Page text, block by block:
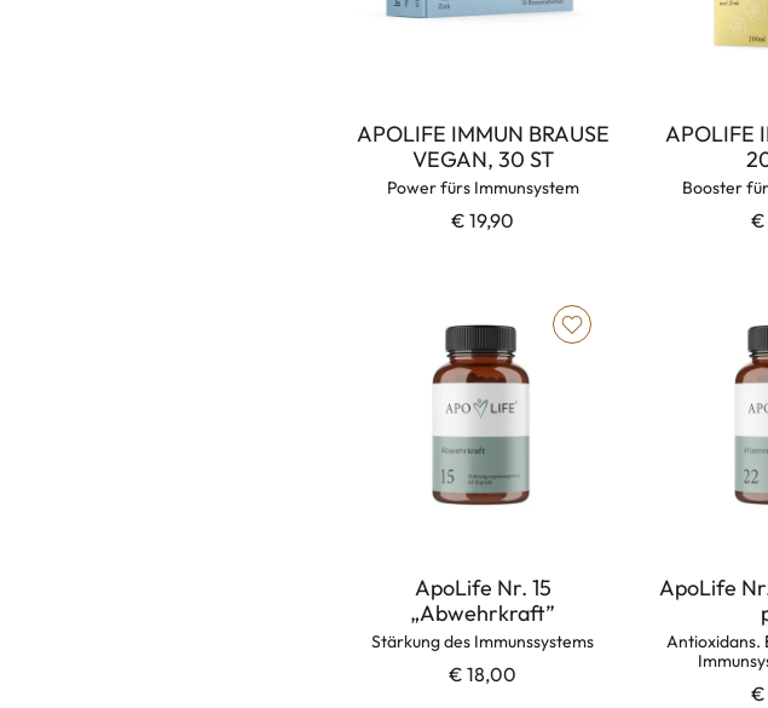
APOLIFE IMMUN BRAUSE
VEGAN, 30 ST
Power fürs Immunsystem
€ 19,90
APOLIFE
Booster
€
ApoLife Nr. 15
„Abwehrkraft”
Stärkung des Immunssystems
€ 18,00
ApoLife
Antioxidans.
€